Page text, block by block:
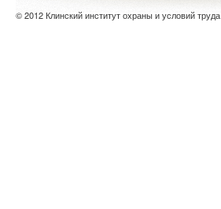
© 2012 Клинский институт охраны и условий труда